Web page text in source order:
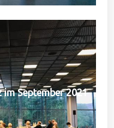
September 2021